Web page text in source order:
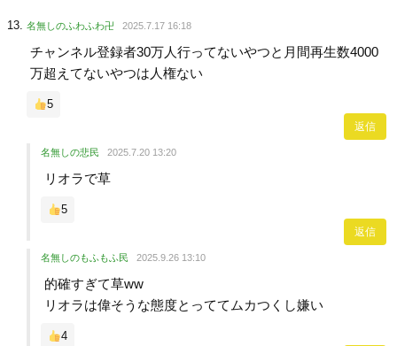
名無しのふわふわ卍 2025.7.17 16:18
チャンネル登録者30万人行ってないやつと月間再生数4000
万超えてないやつは人権ない
5
返信
名無しの悲民 2025.7.20 13:20
リオラで草
5
返信
名無しのもふもふ民 2025.9.26 13:10
的確すぎて草ww
リオラは偉そうな態度とっててムカつくし嫌い
4